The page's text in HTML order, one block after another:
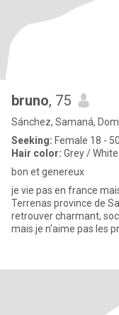
bruno, 75
Sánchez, Samaná,
Seeking: Female 18 - 50
Hair color: Grey / White
bon et genereux
je vie pas en france
Terrenas province de
retrouver charmant,
mais je n'aime pas les